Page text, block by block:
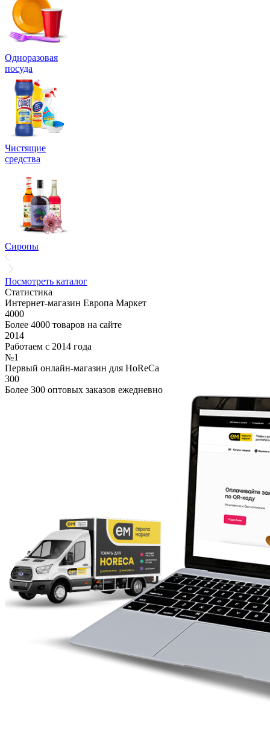
Одноразовая
посуда
Чистящие
средства
Сиропы
Посмотреть каталог
Статистика
Интернет-магазин Европа Маркет
4000
Более 4000 товаров на сайте
2014
Работаем с 2014 года
№1
Первый онлайн-магазин для HoReCa
300
Более 300 оптовых заказов ежедневно